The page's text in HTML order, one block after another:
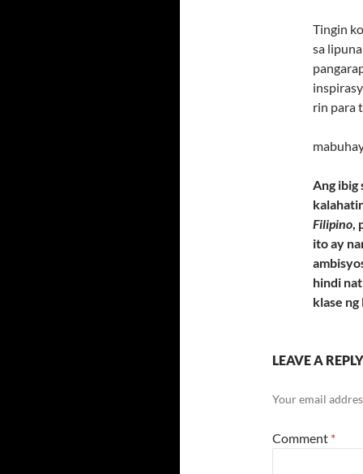
Tingin
sa
rin para
Ang ibig
Filipino,
ito ay
hindi
klase
LEAVE A REPLY
Your email
Comment *